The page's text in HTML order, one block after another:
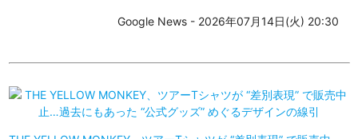
Google News - 2026年07月14日(火) 20:30